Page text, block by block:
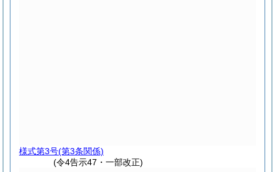
様式第3号(第3条関係)
(令4告示47・一部改正)